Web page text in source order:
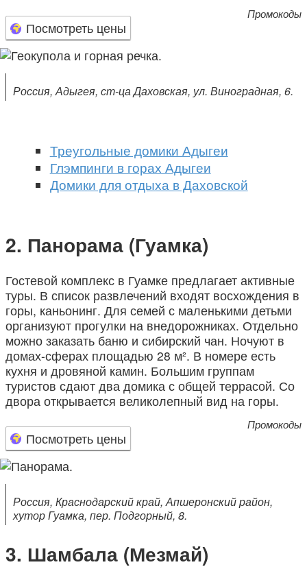
Посмотреть цены
Промокоды
Россия, Адыгея, ст-ца Даховская, ул. Виноградная, 6.
Треугольные домики Адыгеи
Глэмпинги в горах Адыгеи
Домики для отдыха в Даховской
Панорама (Гуамка)
Гостевой комплекс в Гуамке предлагает активные
туры. В список развлечений входят восхождения в
горы, каньонинг. Для семей с маленькими детьми
организуют прогулки на внедорожниках. Отдельно
можно заказать баню и сибирский чан. Ночуют в
домах-сферах площадью 28 м². В номере есть
кухня и дровяной камин. Большим группам
туристов сдают два домика с общей террасой. Со
двора открывается великолепный вид на горы.
Посмотреть цены
Промокоды
Россия, Краснодарский край, Апшеронский район,
хутор Гуамка, пер. Подгорный, 8.
Шамбала (Мезмай)